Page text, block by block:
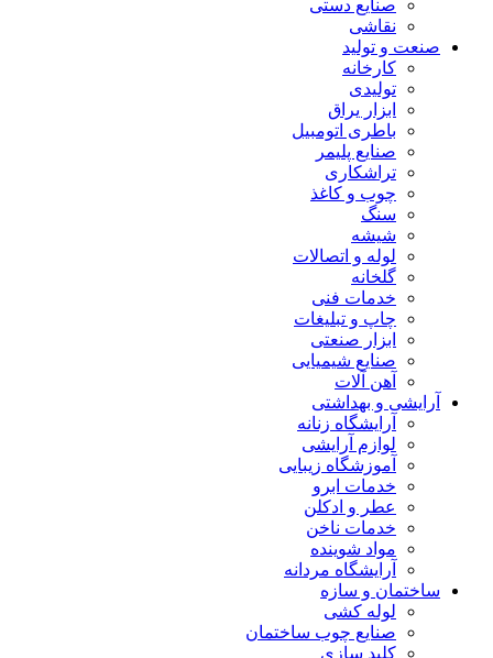
صنایع دستی
نقاشی
صنعت و تولید
کارخانه
تولیدی
ابزار یراق
باطری اتومبیل
صنایع پلیمر
تراشکاری
چوب و کاغذ
سنگ
شیشه
لوله و اتصالات
گلخانه
خدمات فنی
چاپ و تبلیغات
ابزار صنعتی
صنایع شیمیایی
آهن آلات
آرایشی و بهداشتی
آرایشگاه زنانه
لوازم آرایشی
آموزشگاه زیبایی
خدمات ابرو
عطر و ادکلن
خدمات ناخن
مواد شوینده
آرایشگاه مردانه
ساختمان و سازه
لوله کشی
صنایع چوب ساختمان
کلید سازی